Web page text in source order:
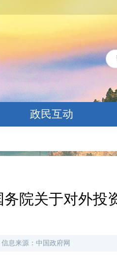
政民互动
院关于对外投
信息来源： 中国政府网